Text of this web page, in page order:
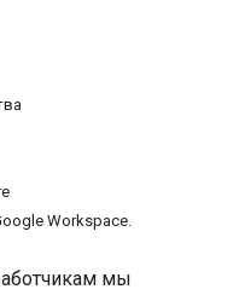
Workspace.
мы